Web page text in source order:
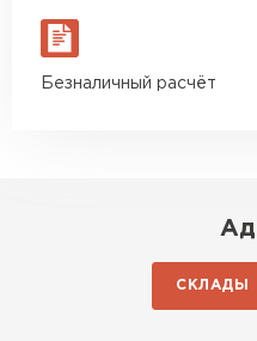
Безналичный расчёт
СКЛАДЫ